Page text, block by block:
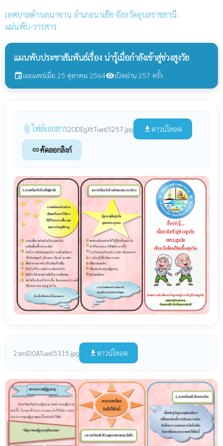
เทศบาลตำบลนาจาน อำเภอนาเยีย จังหวัดอุบลราชธานี›
แผ่นพับ-วารสาร
แผนพับประชาสัมพันธ์เรื่อง น่ารู้เมื่อกำลังเข้าสู่ช่วงสูงวัย
eventเผยแพร่เมื่อ 25 ตุลาคม 2564visibilityเปิดอ่าน 257 ครั้ง
attach_file ไฟล์เอกสาร2ODEgXtTue65257.jpg file_download ดาวน์โหลด
linkคัดลอกลิงก์
2smiD0ATue65315.jpg file_download ดาวน์โหลด